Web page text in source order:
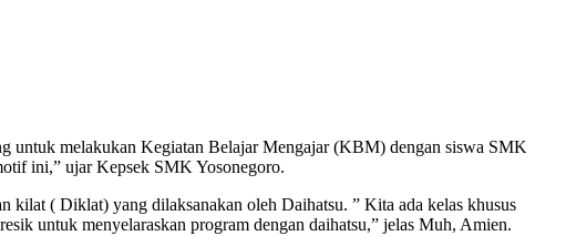
untuk melakukan Kegiatan Belajar Mengajar (KBM) dengan siswa SMK
ini,” ujar Kepsek SMK Yosonegoro.
kilat ( Diklat) yang dilaksanakan oleh Daihatsu. ” Kita ada kelas khusus
untuk menyelaraskan program dengan daihatsu,” jelas Muh, Amien.